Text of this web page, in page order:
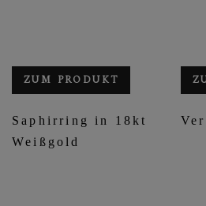
ZUM PRODUKT
Saphirring in 18kt
Weißgold